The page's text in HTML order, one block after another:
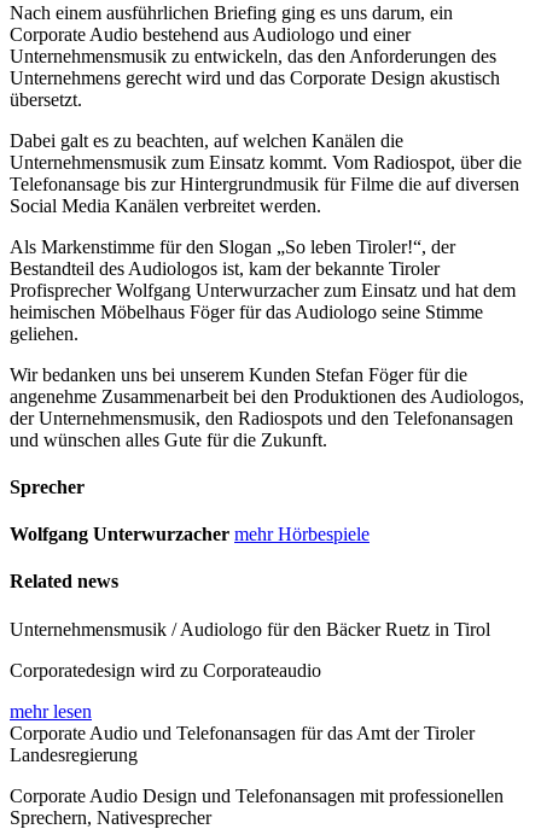
Nach einem ausführlichen Briefing ging es uns darum, ein
Corporate Audio bestehend aus Audiologo und einer
Unternehmensmusik zu entwickeln, das den Anforderungen des
Unternehmens gerecht wird und das Corporate Design akustisch
übersetzt.
Dabei galt es zu beachten, auf welchen Kanälen die
Unternehmensmusik zum Einsatz kommt. Vom Radiospot, über die
Telefonansage bis zur Hintergrundmusik für Filme die auf diversen
Social Media Kanälen verbreitet werden.
Als Markenstimme für den Slogan „So leben Tiroler!“, der
Bestandteil des Audiologos ist, kam der bekannte Tiroler
Profisprecher Wolfgang Unterwurzacher zum Einsatz und hat dem
heimischen Möbelhaus Föger für das Audiologo seine Stimme
geliehen.
Wir bedanken uns bei unserem Kunden Stefan Föger für die
angenehme Zusammenarbeit bei den Produktionen des Audiologos,
der Unternehmensmusik, den Radiospots und den Telefonansagen
und wünschen alles Gute für die Zukunft.
Sprecher
Wolfgang Unterwurzacher mehr Hörbespiele
Related news
Unternehmensmusik / Audiologo für den Bäcker Ruetz in Tirol
Corporatedesign wird zu Corporateaudio
mehr lesen
Corporate Audio und Telefonansagen für das Amt der Tiroler
Landesregierung
Corporate Audio Design und Telefonansagen mit professionellen
Sprechern, Nativesprecher